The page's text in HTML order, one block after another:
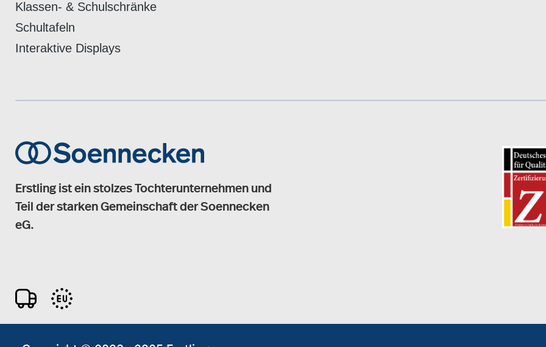
Klassen- & Schulschränke
Schultafeln
Interaktive Displays
Erstling ist ein stolzes Tochterunternehmen und
Teil der starken Gemeinschaft der Soennecken
eG.